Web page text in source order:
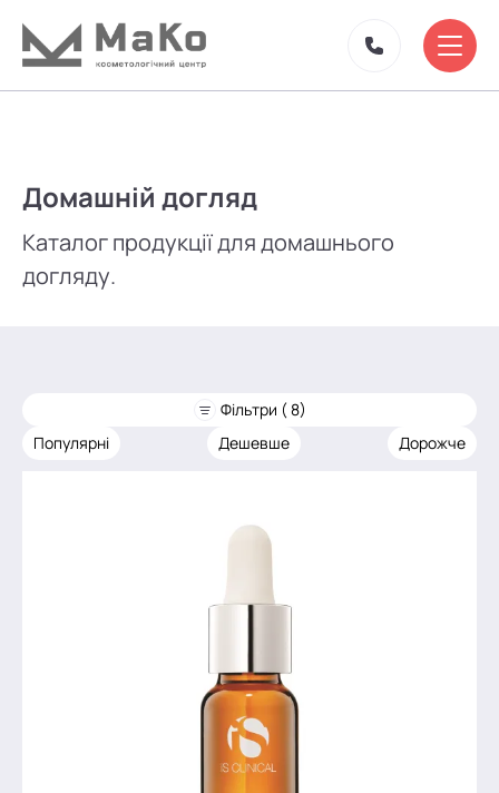
Домашній догляд
Каталог продукції для домашнього
догляду.
Фільтри ( 8)
Популярні
Дешевше Дорожче